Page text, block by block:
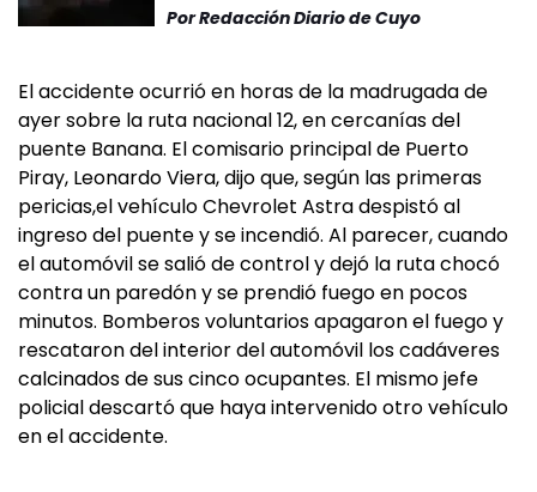
PorRedacción Diario de Cuyo
El accidente ocurrió en horas de la madrugada de
ayer sobre la ruta nacional 12, en cercanías del
puente Banana. El comisario principal de Puerto
Piray, Leonardo Viera, dijo que, según las primeras
pericias,el vehículo Chevrolet Astra despistó al
ingreso del puente y se incendió. Al parecer, cuando
el automóvil se salió de control y dejó la ruta chocó
contra un paredón y se prendió fuego en pocos
minutos. Bomberos voluntarios apagaron el fuego y
rescataron del interior del automóvil los cadáveres
calcinados de sus cinco ocupantes. El mismo jefe
policial descartó que haya intervenido otro vehículo
en el accidente.